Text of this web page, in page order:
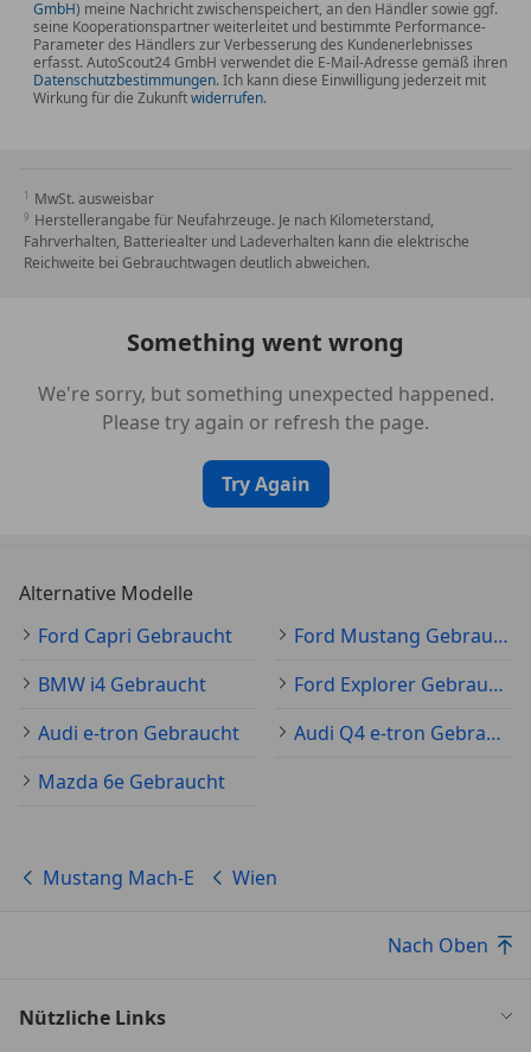
GmbH) meine Nachricht zwischenspeichert, an den Händler sowie ggf.
seine Kooperationspartner weiterleitet und bestimmte Performance-
Parameter des Händlers zur Verbesserung des Kundenerlebnisses
erfasst. AutoScout24 GmbH verwendet die E-Mail-Adresse gemäß ihren
Datenschutzbestimmungen. Ich kann diese Einwilligung jederzeit mit
Wirkung für die Zukunftwiderrufen.
MwSt. ausweisbar
Herstellerangabe für Neufahrzeuge. Je nach Kilometerstand,
Fahrverhalten, Batteriealter und Ladeverhalten kann die elektrische
Reichweite bei Gebrauchtwagen deutlich abweichen.
Something went wrong
We're sorry, but something unexpected happened.
Please try again or refresh the page.
Try Again
Alternative Modelle
Ford Capri Gebraucht
Ford Mustang Gebraucht
BMW i4 Gebraucht
Ford Explorer Gebraucht
Audi e-tron Gebraucht
Audi Q4 e-tron Gebraucht
Mazda 6e Gebraucht
Mustang Mach-E Wien
Nach Oben
Nützliche Links